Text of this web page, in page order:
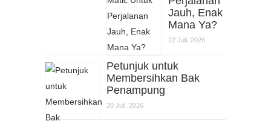
Jauh, Enak
Mana Ya?
22 Juli, 2026
Petunjuk untuk
Membersihkan Bak
Penampung
20 Juli, 2026